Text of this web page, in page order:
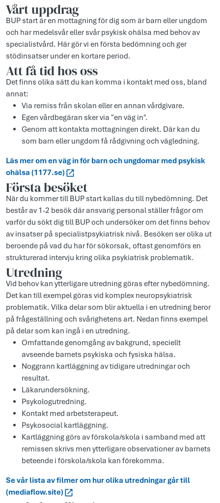
Vårt uppdrag
BUP start är en mottagning för dig som är barn eller ungdom
och har medelsvår eller svår psykisk ohälsa med behov av
specialistvård. Här gör vi en första bedömning och ger
stödinsatser under en kortare period.
Att få tid hos oss
Det finns olika sätt du kan komma i kontakt med oss, bland
annat:
Via remiss från skolan eller en annan vårdgivare.
Egen vårdbegäran sker via "en väg in".
Genom att kontakta mottagningen direkt. Där kan du
som barn eller ungdom få rådgivning och vägledning.
Läs mer om en väg in för barn och ungd­omar med psykisk
ohäls­a (1177.se)
Första besöket
När du kommer till BUP start kallas du till nybedömning. Det
består av 1-2 besök där ansvarig personal ställer frågor om
varför du sökt dig till BUP och undersöker om det finns behov
av insatser på specialistpsykiatrisk nivå. Besöken ser olika ut
beroende på vad du har för sökorsak, oftast genomförs en
strukturerad intervju kring olika psykiatrisk problematik.
Utredning
Vid behov kan ytterligare utredning göras efter nybedömning.
Det kan till exempel göras vid komplex neuropsykiatrisk
problematik. Vilka delar som blir aktuella i en utredning beror
på frågeställning och svårighetens art. Nedan finns exempel
på delar som kan ingå i en utredning.
Omfattande genomgång av bakgrund, speciellt
avseende barnets psykiska och fysiska hälsa.
Noggrann kartläggning av tidigare utredningar och
resultat.
Läkarundersökning.
Psykologutredning.
Kontakt med arbetsterapeut.
Psykosocial kartläggning.
Kartläggning görs av förskola/skola i samband med att
remissen skrivs men ytterligare observationer av barnets
beteende i förskola/skola kan förekomma.
Se vår lista av filmer om hur olika utredningar går till
(mediaflow.site)